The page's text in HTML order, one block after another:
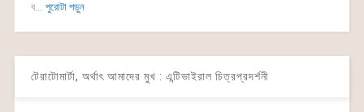
ব... পুরোটা পড়ুন
টেরাটোমার্টা, অর্থাৎ আমাদের মুখ : এন্টিভাইরাল চিত্রপ্রদর্শনী